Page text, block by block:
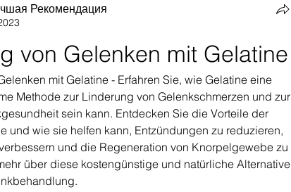
Рекомендация
von Gelenken mit Gelatine
mit Gelatine - Erfahren Sie, wie Gelatine eine
Methode zur Linderung von Gelenkschmerzen und zur
sein kann. Entdecken Sie die Vorteile der
und wie sie helfen kann, Entzündungen zu reduzieren,
und die Regeneration von Knorpelgewebe zu
über diese kostengünstige und natürliche Alternative